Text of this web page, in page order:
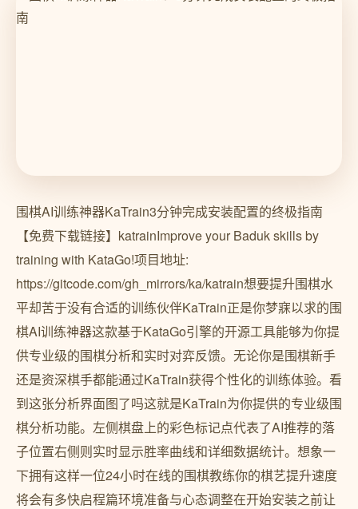
围棋AI训练神器KaTrain3分钟完成安装配置的终极指南
【免费下载链接】katrainImprove your Baduk skills by
training with KataGo!项目地址:
https://gitcode.com/gh_mirrors/ka/katrain想要提升围棋水
平却苦于没有合适的训练伙伴KaTrain正是你梦寐以求的围
棋AI训练神器这款基于KataGo引擎的开源工具能够为你提
供专业级的围棋分析和实时对弈反馈。无论你是围棋新手
还是资深棋手都能通过KaTrain获得个性化的训练体验。看
到这张分析界面图了吗这就是KaTrain为你提供的专业级围
棋分析功能。左侧棋盘上的彩色标记点代表了AI推荐的落
子位置右侧则实时显示胜率曲线和详细数据统计。想象一
下拥有这样一位24小时在线的围棋教练你的棋艺提升速度
将会有多快启程篇环境准备与心态调整在开始安装之前让